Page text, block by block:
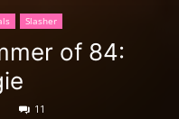
Slasher
of 84:
11